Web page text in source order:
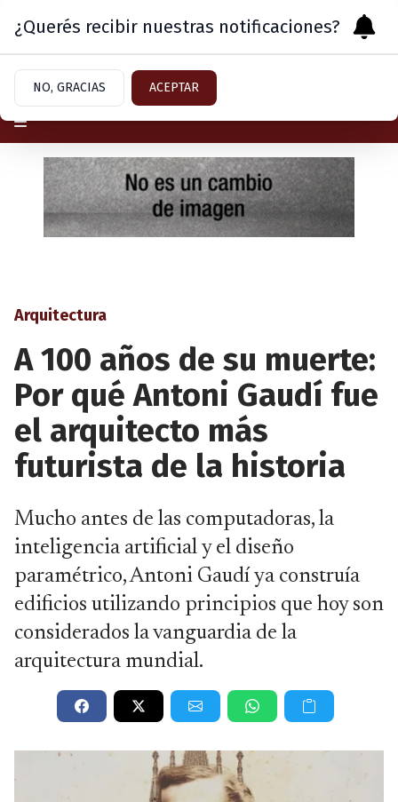
Sábado 8 de Agosto
Arquitectura
A 100 años de su muerte:
Por qué Antoni Gaudí fue
el arquitecto más
futurista de la historia
Mucho antes de las computadoras, la
inteligencia artificial y el diseño
paramétrico, Antoni Gaudí ya construía
edificios utilizando principios que hoy son
considerados la vanguardia de la
arquitectura mundial.
¿Querés recibir nuestras notificaciones?
NO, GRACIAS ACEPTAR